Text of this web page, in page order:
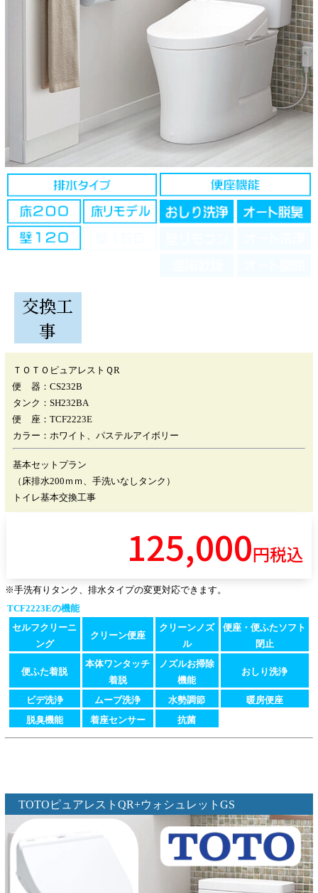
交換工
事
ＴＯＴＯピュアレストＱR
便 器：CS232B
タンク：SH232BA
便 座：TCF2223E
カラー：ホワイト、パステルアイボリー
基本セットプラン
（床排水200ｍｍ、手洗いなしタンク）
トイレ基本交換工事
125,000円税込
※手洗有りタンク、排水タイプの変更対応できます。
TCF2223Eの機能
セルフクリーニ
ング
クリーン便座
クリーンノズ
ル
便座・便ふたソフト
閉止
便ふた着脱
本体ワンタッチ
着脱
ノズルお掃除
機能
おしり洗浄
ビデ洗浄 ムーブ洗浄 水勢調節
暖房便座
脱臭機能
着座センサー 抗菌
TOTOピュアレストQR+ウォシュレットGS